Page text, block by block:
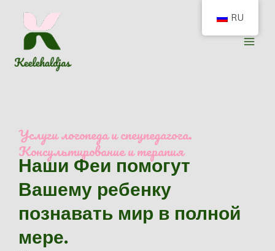
содержимому
Услуги логопеда и спецпедагога.
Консультирование и терапия
Наши Феи помогут
Вашему ребенку
познавать мир в полной
мере.
RU